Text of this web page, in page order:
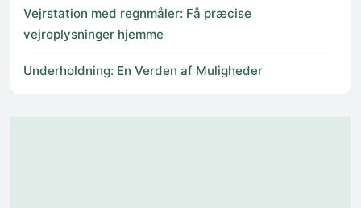
Vejrstation med regnmåler: Få præcise
vejroplysninger hjemme
Underholdning: En Verden af Muligheder